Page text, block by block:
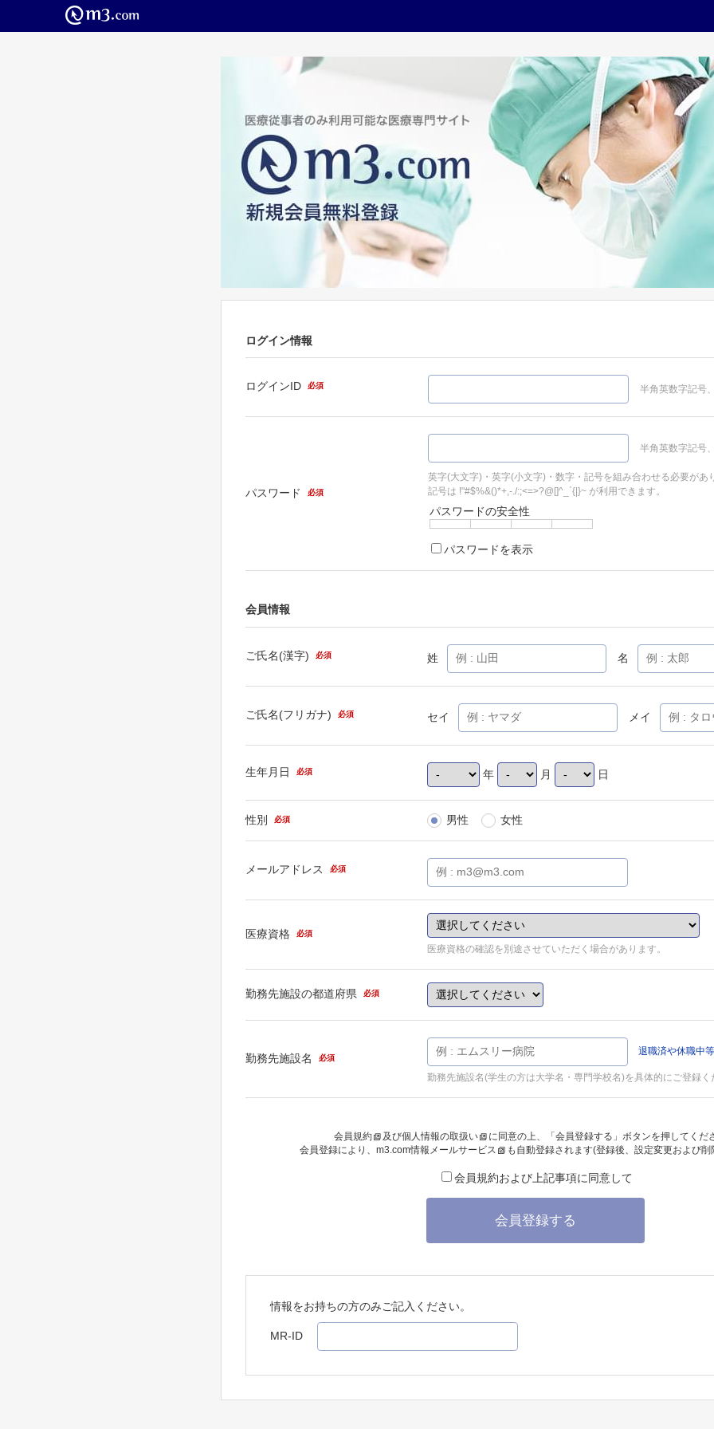
ログイン情報
ログインID 必須 半角英数字記号
パスワード 必須
半角英数字記号
英字(大文字)・英字(小文字)・数字・記号を組み合わせる必要があ
記号は !"#$%&()*+,-./:;<=>?@[]^_`{|}~ が利用できます。
パスワードの安全性
パスワードを表示
会員情報
ご氏名(漢字) 必須 姓 名
ご氏名(フリガナ) 必須 セイ メイ
生年月日 必須 年 月 日
性別 必須 男性 女性
メールアドレス 必須
医療資格 必須
医療資格の確認を別途させていただく場合があります。
勤務先施設の都道府県 必須
勤務先施設名 必須
退職済や休職中
勤務先施設名(学生の方は大学名・専門学校名)を具体的にご登録く
会員規約 及び個人情報の取扱い
に同意の上、「会員登録する」ボタンを押してくだ
会員登録により、 m3.com情報メールサービス も自動登録されます(登録後、設定変更および
会員規約および上記事項に同意して
会員登録する
情報をお持ちの方のみご記入ください。
MR-ID